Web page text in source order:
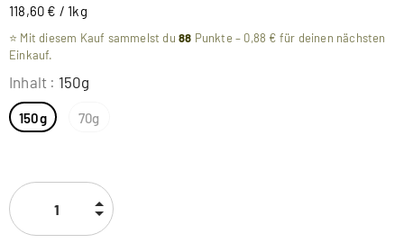
118,60 € / 1kg
⭐ Mit diesem Kauf sammelst du 88 Punkte – 0,88 € für deinen nächsten
Einkauf.
Inhalt : 150g
150g 70g